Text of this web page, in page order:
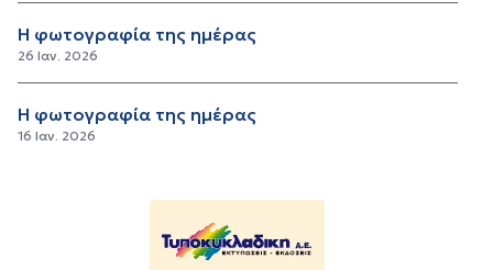
Η φωτογραφία της ημέρας
26 Ιαν. 2026
Η φωτογραφία της ημέρας
16 Ιαν. 2026